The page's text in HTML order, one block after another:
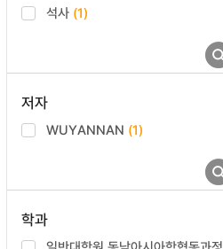
석사 (1)
저자
WUYANNAN (1)
학과